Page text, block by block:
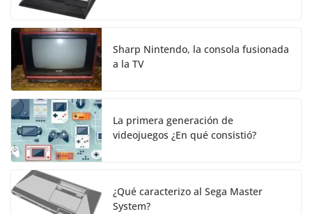
Sharp Nintendo, la consola fusionada
a la TV
La primera generación de
videojuegos ¿En qué consistió?
¿Qué caracterizo al Sega Master
System?